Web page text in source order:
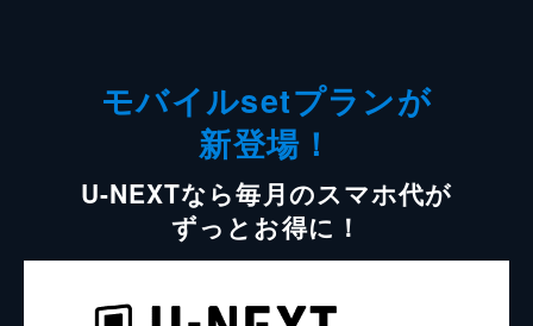
モバイルsetプランが
新登場！
U-NEXTなら毎月のスマホ代が
ずっとお得に！